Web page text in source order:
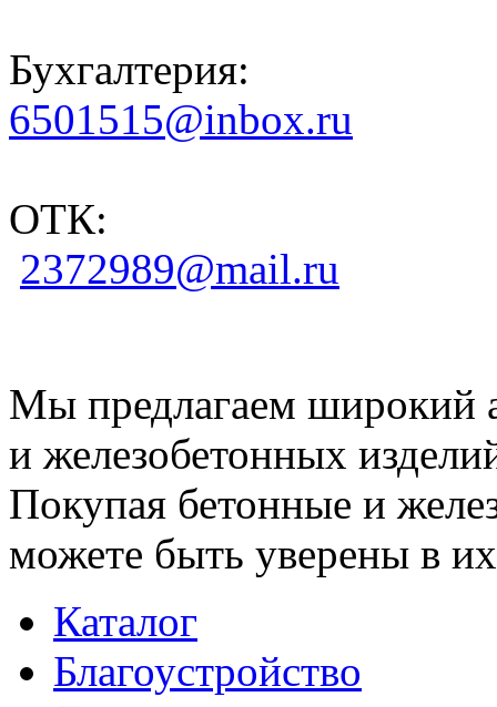
Бухгалтерия:
6501515@inbox.ru
ОТК:
2372989@mail.ru
Мы предлагаем широкий
и железобетонных
Покупая бетонные и
можете быть уверены в их
Каталог
Благоустройство